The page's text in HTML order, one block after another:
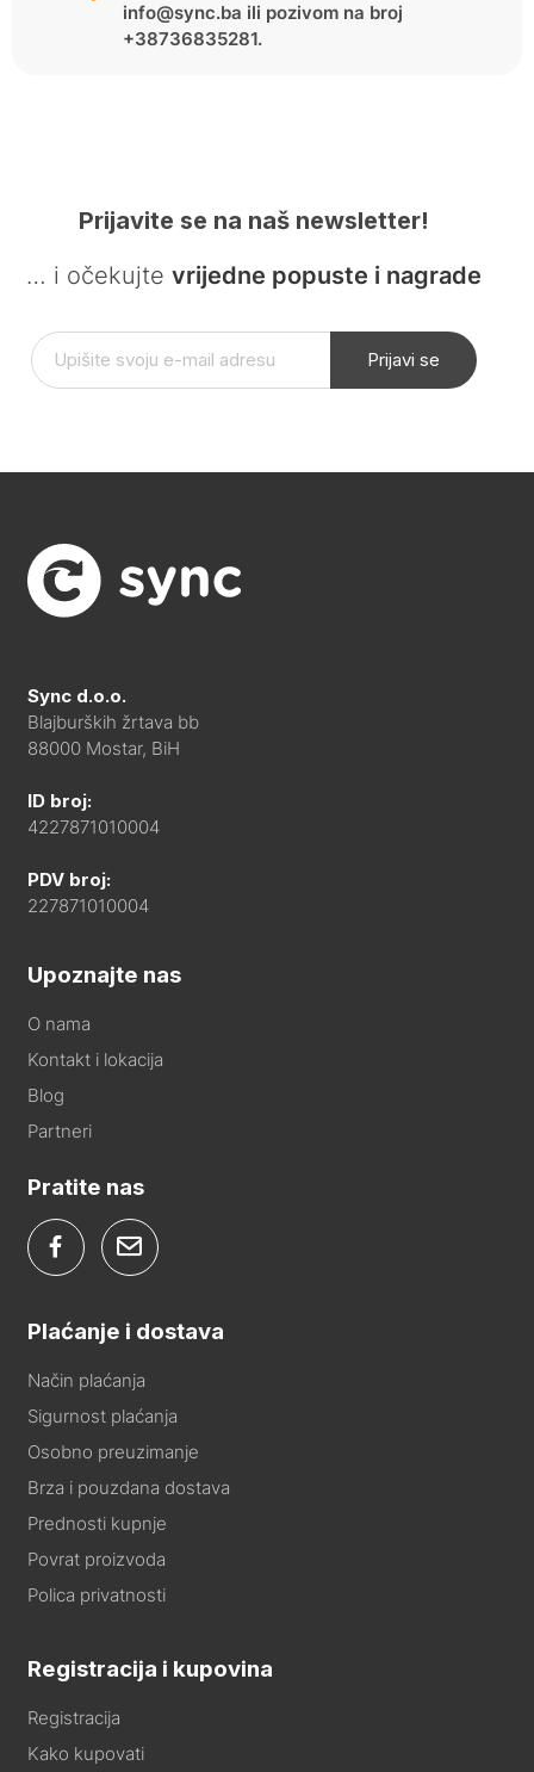
info@sync.ba ili pozivom na broj
+38736835281.
Prijavite se na naš newsletter!
… i očekujte vrijedne popuste i nagrade
Prijavi se
Sync d.o.o.
Blajburških žrtava bb
88000 Mostar, BiH
ID broj:
4227871010004
PDV broj:
227871010004
Upoznajte nas
O nama
Kontakt i lokacija
Blog
Partneri
Pratite nas
Plaćanje i dostava
Način plaćanja
Sigurnost plaćanja
Osobno preuzimanje
Brza i pouzdana dostava
Prednosti kupnje
Povrat proizvoda
Polica privatnosti
Registracija i kupovina
Registracija
Kako kupovati